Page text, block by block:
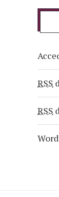
RSS
RSS